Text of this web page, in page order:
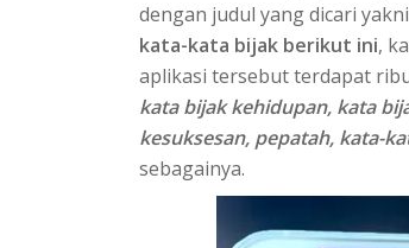
dengan judul yang dicari
kata-kata bijak berikut ini,
aplikasi tersebut terdapat
kata bijak kehidupan, kata
kesuksesan, pepatah, kata-
sebagainya.